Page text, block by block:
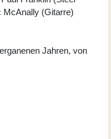
McAnally (Gitarre)
Jahren, von